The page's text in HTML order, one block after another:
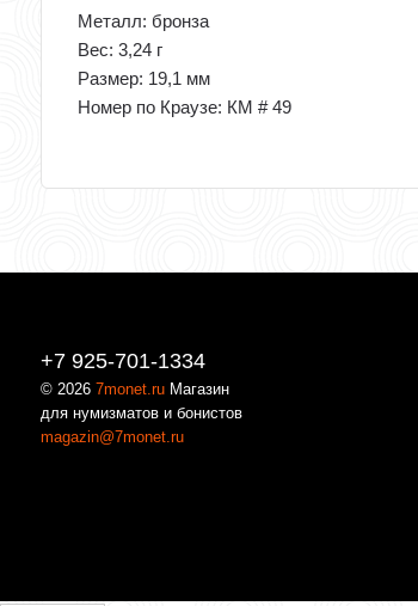
Металл: бронза
Вес: 3,24 г
Размер: 19,1 мм
Номер по Краузе: КМ # 49
+7 925-701-1334
© 20267monet.ru Магазин
для нумизматов и бонистов
magazin@7monet.ru